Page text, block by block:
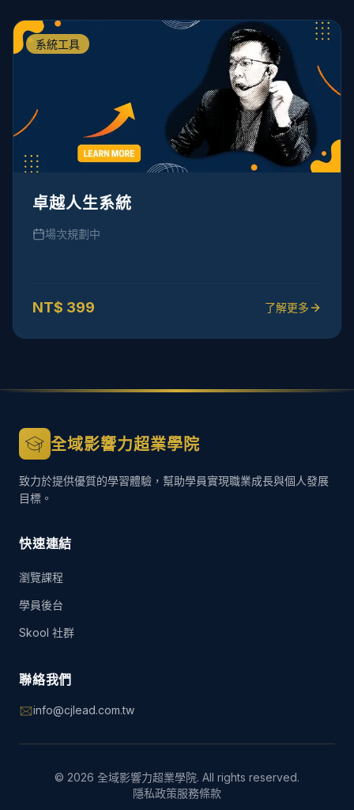
系統工具
卓越人生系統
場次規劃中
NT$ 399 了解更多
全域影響力超業學院
致力於提供優質的學習體驗，幫助學員實現職業成長與個人發展
目標。
快速連結
瀏覽課程
學員後台
Skool 社群
聯絡我們
info@cjlead.com.tw
© 2026 全域影響力超業學院. All rights reserved.
隱私政策服務條款